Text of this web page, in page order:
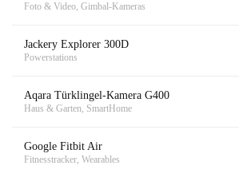
Foto & Video, Gimbal-Kameras
Jackery Explorer 300D
Powerstations
Aqara Türklingel-Kamera G400
Haus & Garten, SmartHome
Google Fitbit Air
Fitnesstracker, Wearables